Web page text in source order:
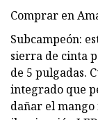
Comprar en
Subcampeón:
sierra de cinta
de 5 pulgadas.
integrado que
dañar el